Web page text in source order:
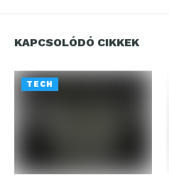
KAPCSOLÓDÓ CIKKEK
TECH